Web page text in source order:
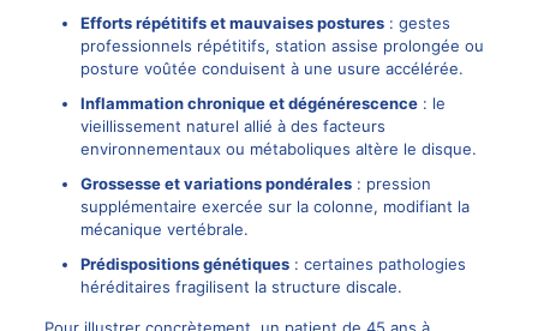
Efforts répétitifs et mauvaises postures: gestes
professionnels répétitifs, station assise prolongée ou
posture voûtée conduisent à une usure accélérée.
Inflammation chronique et dégénérescence: le
vieillissement naturel allié à des facteurs
environnementaux ou métaboliques altère le disque.
Grossesse et variations pondérales: pression
supplémentaire exercée sur la colonne, modifiant la
mécanique vertébrale.
Prédispositions génétiques: certaines pathologies
héréditaires fragilisent la structure discale.